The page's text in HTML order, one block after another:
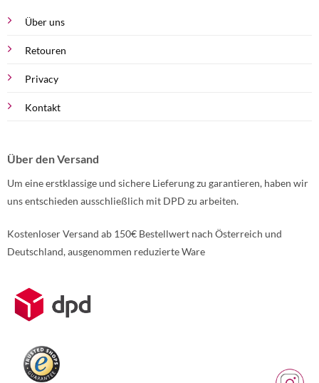
Über uns
Retouren
Privacy
Kontakt
Über den Versand
Um eine erstklassige und sichere Lieferung zu garantieren, haben wir
uns entschieden ausschließlich mit DPD zu arbeiten.
Kostenloser Versand ab 150€ Bestellwert nach Österreich und
Deutschland, ausgenommen reduzierte Ware
Weitere Informationen über den gesperrten Inhalt.